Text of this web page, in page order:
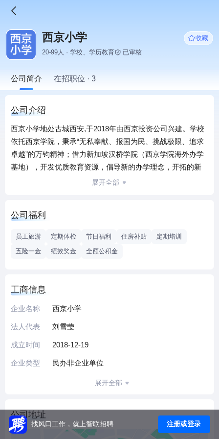
西京小学
收藏
20-99人 · 学校、学历教育
已审核
公司简介 在招职位 · 3
公司介绍
西京小学地处古城西安,于2018年由西京投资公司兴建。学校
依托西京学院，秉承“无私奉献、报国为民、挑战极限、追求
卓越”的万钧精神；借力新加坡汉桥学院（西京学院海外办学
基地），开发优质教育资源，倡导新的办学理念，开拓的新
校园文化，践行新的学习模式；力求成为有使命、有远见、
展开全部
公司福利
员工旅游 定期体检 节日福利 住房补贴
定期培训
五险一金
绩效奖金 全额公积金
工商信息
企业名称 西京小学
法人代表 刘雪莹
成立时间 2018-12-19
企业类型 民办非企业单位
展开全部
公司地址
找风口工作，就上智联招聘 注册或登录